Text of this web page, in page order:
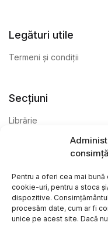
Pentru a oferi cea mai
cookie-uri, pentru a stoca
dispozitive.
procesăm date, cum ar fi
unice pe acest site. Dacă
Legături utile
Termeni și condiții
Secțiuni
Librărie